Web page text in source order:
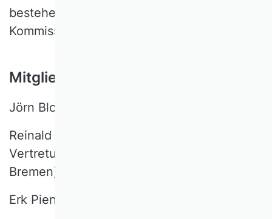
bestehend aus den Wissenschaftlichen
Kommissionen, ab.
Mitglieder der AG
Jörn Block (Univ. Trier)
Reinald Koch, (KU Eichstädt-Ingolstadt) /
Vertretung: Jochen Zimmermann (Univ.
Bremen)
Erk Piening (Univ. Hannover)